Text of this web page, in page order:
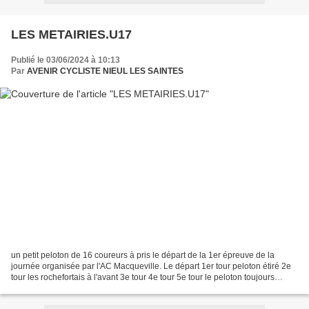
LES METAIRIES.U17
Publié le 03/06/2024 à 10:13
Par AVENIR CYCLISTE NIEUL LES SAINTES
un petit peloton de 16 coureurs à pris le départ de la 1er épreuve de la
journée organisée par l'AC Macqueville. Le départ 1er tour peloton étiré 2e
tour les rochefortais à l'avant 3e tour 4e tour 5e tour le peloton toujours